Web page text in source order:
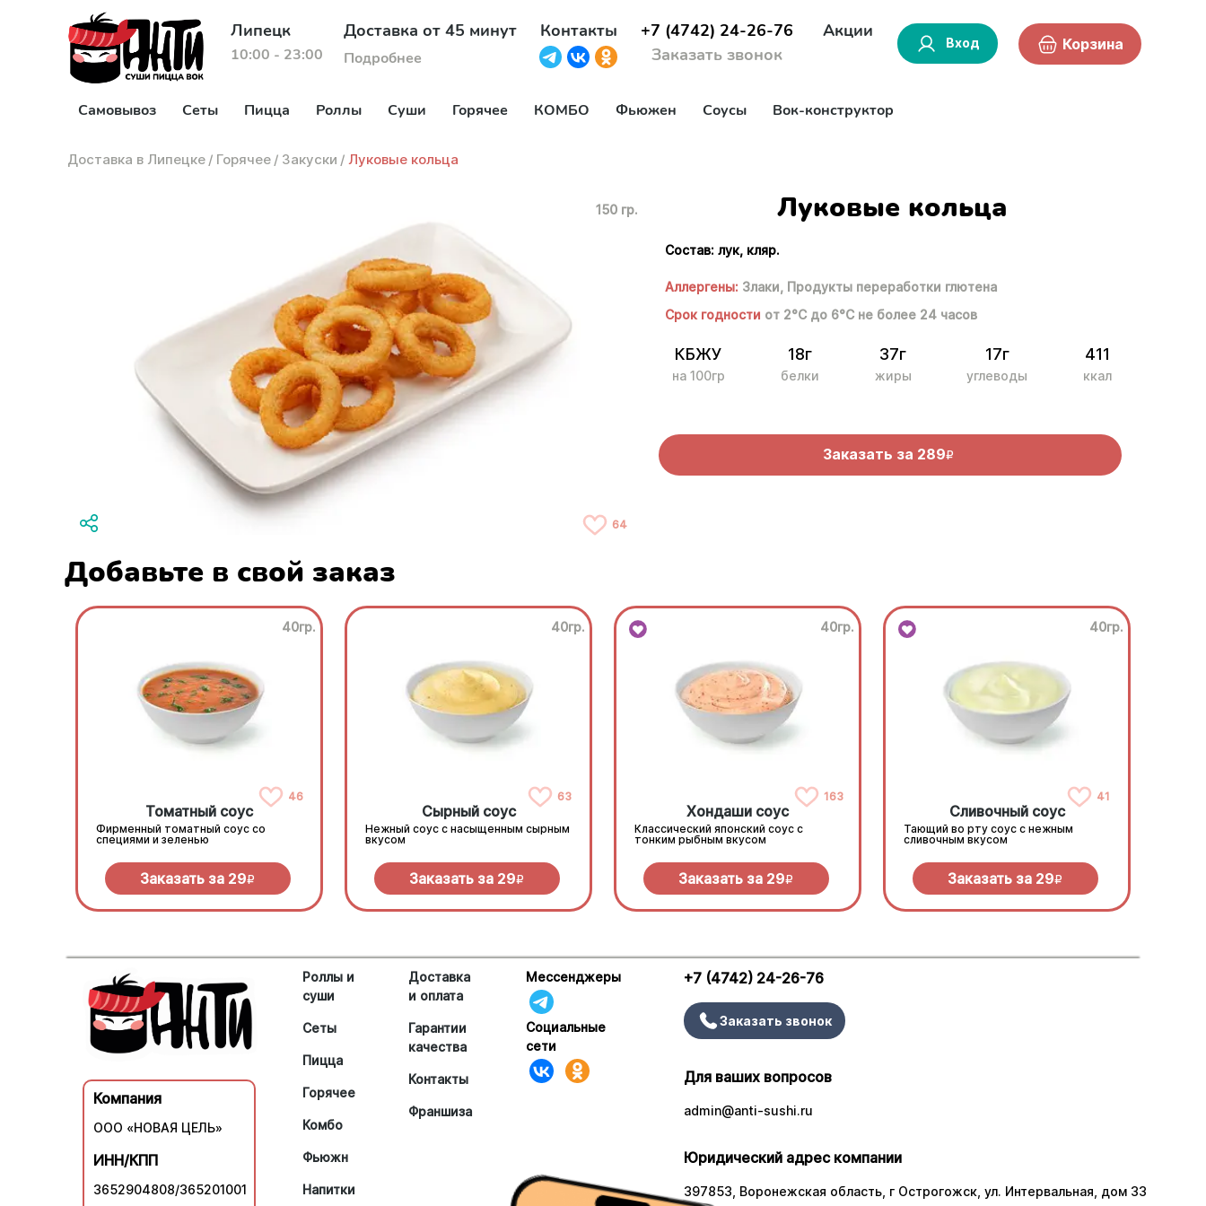
Липецк
10:00 - 23:00
Доставка от 45 минут
Подробнее
Контакты
+7 (4742) 24-26-76
Заказать звонок
Акции
Вход Корзина
Самовывоз Сеты Пицца Роллы Суши Горячее КОМБО Фьюжен Соусы Вок-конструктор
Доставка в Липецке / Горячее / Закуски / Луковые кольца
150 гр.
64
Луковые кольца
Состав: лук, кляр.
Аллергены: Злаки, Продукты переработки глютена
Срок годности от 2°С до 6°С не более 24 часов
КБЖУ
на 100гр
18г
белки
37г
жиры
17г
углеводы
411
ккал
Заказать за 289R
Добавьте в свой заказ
40гр.
46
Томатный соус
Фирменный томатный соус со
специями и зеленью
Заказать за 29R
40гр.
63
Сырный соус
Нежный соус с насыщенным сырным
вкусом
Заказать за 29R
40гр.
163
Хондаши соус
Классический японский соус с
тонким рыбным вкусом
Заказать за 29R
40гр.
41
Сливочный соус
Тающий во рту соус с нежным
сливочным вкусом
Заказать за 29R
Компания
ООО «НОВАЯ ЦЕЛЬ»
ИНН/КПП
3652904808/365201001
Роллы и
суши
Сеты
Пицца
Горячее
Комбо
Фьюжн
Напитки
Доставка
и оплата
Гарантии
качества
Контакты
Франшиза
Мессенджеры
Социальные
сети
+7 (4742) 24-26-76
Заказать звонок
Для ваших вопросов
admin@anti-sushi.ru
Юридический адрес компании
397853, Воронежская область, г Острогожск, ул. Интервальная, дом 33